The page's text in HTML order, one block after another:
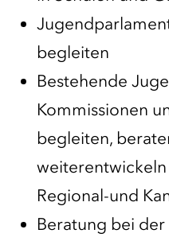
begleiten
Bestehende
Kommissionen
begleiten,
Regional-und
Beratung bei